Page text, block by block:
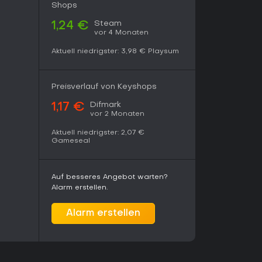
Hit für Fans unerbittlicher Tactical Shooter. Der
eignet sich perfekt für strategische
es cross-platform spielbar, Community-Mods
Shops
1,24 € Steam
vor 4 Monaten
Aktuell niedrigster: 3,98 € Playsum
Preisverlauf von Keyshops
1,17 € Difmark
vor 2 Monaten
Aktuell niedrigster: 2,07 €
Gameseal
Auf besseres Angebot warten?
Alarm erstellen.
Alarm erstellen